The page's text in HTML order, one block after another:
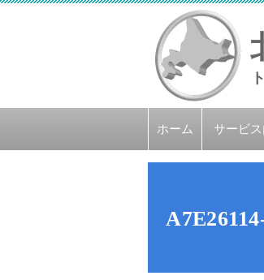
ホーム サービ